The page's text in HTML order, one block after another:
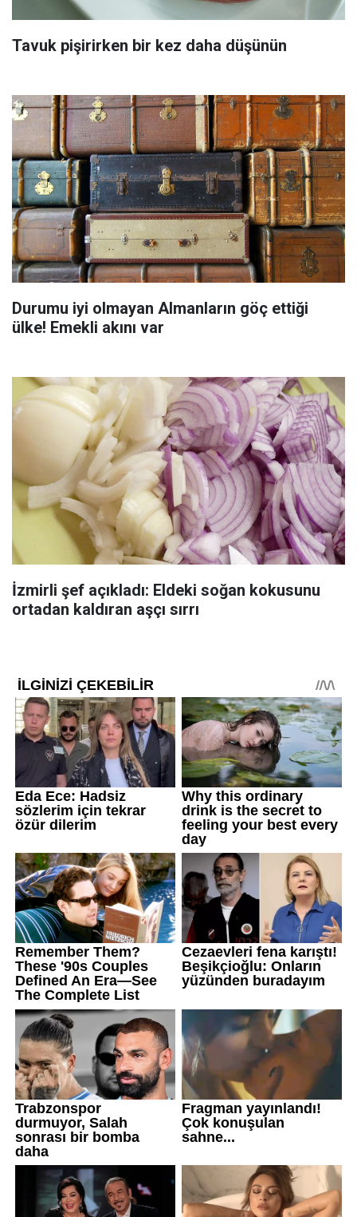
Tavuk pişirirken bir kez daha düşünün
Durumu iyi olmayan Almanların göç ettiği
ülke! Emekli akını var
İzmirli şef açıkladı: Eldeki soğan kokusunu
ortadan kaldıran aşçı sırrı